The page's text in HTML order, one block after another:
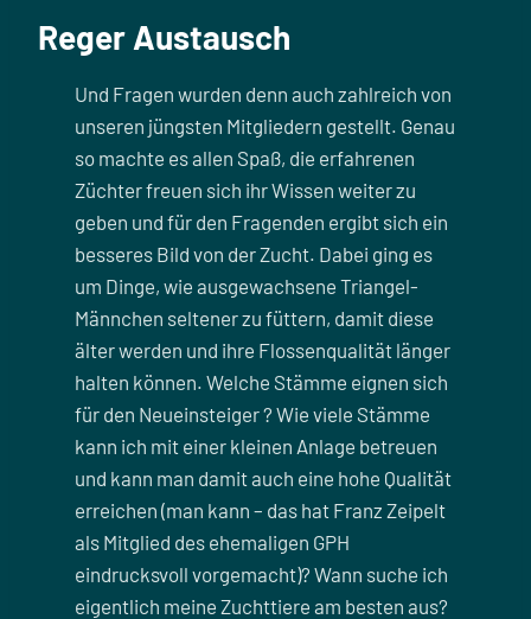
Reger Austausch
Und Fragen wurden denn auch zahlreich von
unseren jüngsten Mitgliedern gestellt. Genau
so machte es allen Spaß, die erfahrenen
Züchter freuen sich ihr Wissen weiter zu
geben und für den Fragenden ergibt sich ein
besseres Bild von der Zucht. Dabei ging es
um Dinge, wie ausgewachsene Triangel-
Männchen seltener zu füttern, damit diese
älter werden und ihre Flossenqualität länger
halten können. Welche Stämme eignen sich
für den Neueinsteiger ? Wie viele Stämme
kann ich mit einer kleinen Anlage betreuen
und kann man damit auch eine hohe Qualität
erreichen (man kann – das hat Franz Zeipelt
als Mitglied des ehemaligen GPH
eindrucksvoll vorgemacht)? Wann suche ich
eigentlich meine Zuchttiere am besten aus?